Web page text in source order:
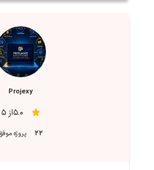
Projexy
5.0از 5
22 پروژه